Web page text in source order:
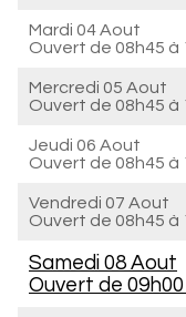
Mardi 04 Aout
Ouvert de 08h45 à
Mercredi 05 Aout
Ouvert de 08h45 à
Jeudi 06 Aout
Ouvert de 08h45 à
Vendredi 07 Aout
Ouvert de 08h45 à
Samedi 08 Aout
Ouvert de